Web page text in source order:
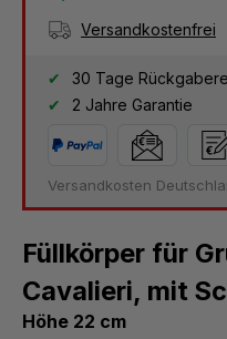
Versandkostenfrei
30 Tage
2 Jahre Garantie
Versandkosten
Füllkörper für
Cavalieri, mit
Höhe 22 cm